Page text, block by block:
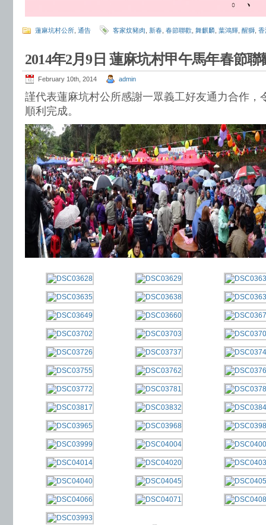
蓮麻坑村公所 通告 客家炆豬肉 新春 春節聯歡 舞麒麟 葉鴻輝 醒獅 香
2014年2月9日 蓮麻坑村甲午馬年春節聯
February 10th, 2014 admin
謹代表蓮麻坑村公所感謝一眾義工好友通力合作，
順利完成。